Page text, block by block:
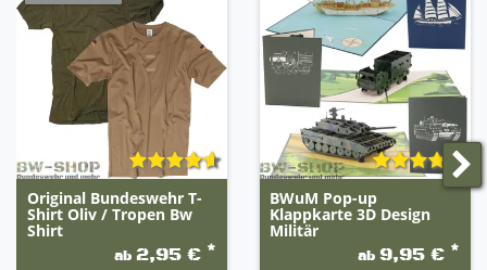
finden Sie zusätzlich nachstehende Symbole mit
folgender Bedeutung:
Pb = Batterie enthält Blei
Cd = Batterie enthält Cadmium
Hg = Batterie enthält Quecksilber
Original Bundeswehr T-
Shirt Oliv / Tropen Bw
Shirt
ab 2,95 € *
BWuM Pop-up
Klappkarte 3D Design
Militär
ab 9,95 € *